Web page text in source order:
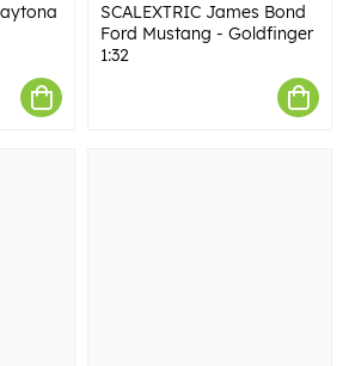
SCALEXTRIC James Bond
Ford Mustang - Goldfinger
1:32